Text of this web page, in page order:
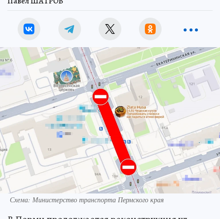
Схема: Министерство транспорта Пермского края